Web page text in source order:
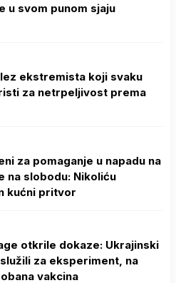
u svom punom sjaju
ekstremista koji svaku
za netrpeljivost prema
za pomaganje u napadu na
na slobodu: Nikoliću
kućni pritvor
otkrile dokaze: Ukrajinski
za eksperiment, na
vakcina